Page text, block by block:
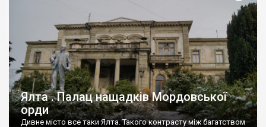
Ялта . Палац нащадків Мордовської
орди
Дивне місто все таки Ялта. Такого контрасту між багатством